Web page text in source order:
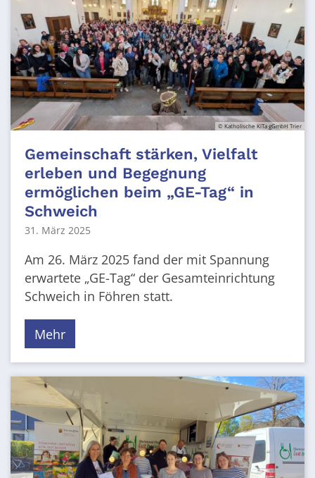
© Katholische KiTa gGmbH Trier
Gemeinschaft stärken, Vielfalt
erleben und Begegnung
ermöglichen beim „GE-Tag“ in
Schweich
31. März 2025
Am 26. März 2025 fand der mit Spannung
erwartete „GE-Tag“ der Gesamteinrichtung
Schweich in Föhren statt.
Mehr